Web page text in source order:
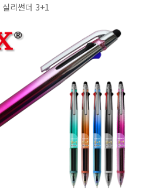
실리썬더 3+1